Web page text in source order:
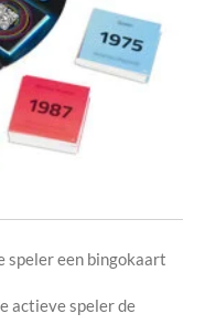
speler een bingokaart
actieve speler de